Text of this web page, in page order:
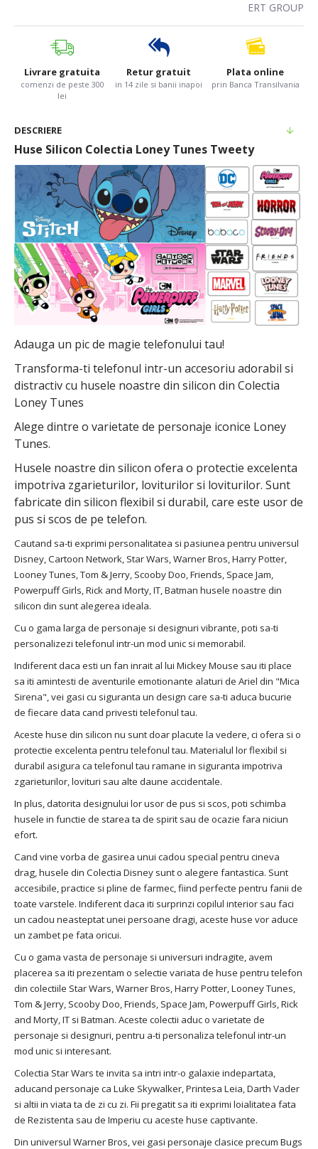
ERT GROUP
Livrare gratuita
comenzi de peste 300
lei
Retur gratuit
in 14 zile si banii inapoi
Plata online
prin Banca Transilvania
DESCRIERE
Huse Silicon Colectia Loney Tunes Tweety
Adauga un pic de magie telefonului tau!
Transforma-ti telefonul intr-un accesoriu adorabil si
distractiv cu husele noastre din silicon din Colectia
Loney Tunes
Alege dintre o varietate de personaje iconice Loney
Tunes.
Husele noastre din silicon ofera o protectie excelenta
impotriva zgarieturilor, loviturilor si loviturilor. Sunt
fabricate din silicon flexibil si durabil, care este usor de
pus si scos de pe telefon.
Cautand sa-ti exprimi personalitatea si pasiunea pentru universul
Disney, Cartoon Network, Star Wars, Warner Bros, Harry Potter,
Looney Tunes, Tom & Jerry, Scooby Doo, Friends, Space Jam,
Powerpuff Girls, Rick and Morty, IT, Batman husele noastre din
silicon din sunt alegerea ideala.
Cu o gama larga de personaje si designuri vibrante, poti sa-ti
personalizezi telefonul intr-un mod unic si memorabil.
Indiferent daca esti un fan inrait al lui Mickey Mouse sau iti place
sa iti amintesti de aventurile emotionante alaturi de Ariel din "Mica
Sirena", vei gasi cu siguranta un design care sa-ti aduca bucurie
de fiecare data cand privesti telefonul tau.
Aceste huse din silicon nu sunt doar placute la vedere, ci ofera si o
protectie excelenta pentru telefonul tau. Materialul lor flexibil si
durabil asigura ca telefonul tau ramane in siguranta impotriva
zgarieturilor, lovituri sau alte daune accidentale.
In plus, datorita designului lor usor de pus si scos, poti schimba
husele in functie de starea ta de spirit sau de ocazie fara niciun
efort.
Cand vine vorba de gasirea unui cadou special pentru cineva
drag, husele din Colectia Disney sunt o alegere fantastica. Sunt
accesibile, practice si pline de farmec, fiind perfecte pentru fanii de
toate varstele. Indiferent daca iti surprinzi copilul interior sau faci
un cadou neasteptat unei persoane dragi, aceste huse vor aduce
un zambet pe fata oricui.
Cu o gama vasta de personaje si universuri indragite, avem
placerea sa iti prezentam o selectie variata de huse pentru telefon
din colectiile Star Wars, Warner Bros, Harry Potter, Looney Tunes,
Tom & Jerry, Scooby Doo, Friends, Space Jam, Powerpuff Girls, Rick
and Morty, IT si Batman. Aceste colectii aduc o varietate de
personaje si designuri, pentru a-ti personaliza telefonul intr-un
mod unic si interesant.
Colectia Star Wars te invita sa intri intr-o galaxie indepartata,
aducand personaje ca Luke Skywalker, Printesa Leia, Darth Vader
si altii in viata ta de zi cu zi. Fii pregatit sa iti exprimi loialitatea fata
de Rezistenta sau de Imperiu cu aceste huse captivante.
Din universul Warner Bros, vei gasi personaje clasice precum Bugs